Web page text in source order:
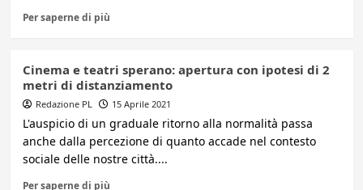
Per saperne di più
Cinema e teatri sperano: apertura con ipotesi di 2
metri di distanziamento
Redazione PL 15 Aprile 2021
L'auspicio di un graduale ritorno alla normalità passa
anche dalla percezione di quanto accade nel contesto
sociale delle nostre città....
Per saperne di più